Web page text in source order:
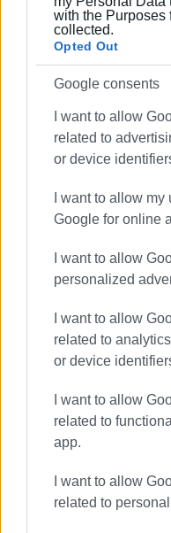
with the Purposes
collected.
Opted Out
Google consents
I want to allow
related to
or device
I want to allow
Google for online
I want to allow
personalized
I want to allow
related to
or device
I want to allow
related to
app.
I want to allow
related to
του 1821 στην
με το Ίδρυμα Τάκης
αναμνηστικό
Φιλικής Εταιρίας, που
συνεργασία με το
καλλιτεχνική
Βότση.
(Πληροφορίες για τη
2661039528 ή στο
Η έκδοση (διαστάσεις
εμπλουτίζεται με
τεκμηρίωση, μελετά
της Μικράς Ασίας,
Θράκης στην Κέρκυρα,
από τους ίδιους τους
πτυχές των γεγονότων
ιστορικό τραύμα ως
Γαούτσης, Μάγια
Λαζαρίδου. Την